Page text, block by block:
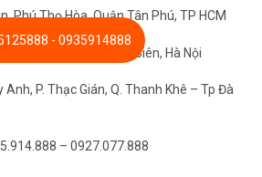
Phú Thọ Hòa, Quận Tân Phú, TP HCM
Nguyễn Văn Cừ, Long Biên, Hà Nội
P. Thạc Gián, Q. Thanh Khê – Tp Đà
– 0927.077.888
- 0935914888